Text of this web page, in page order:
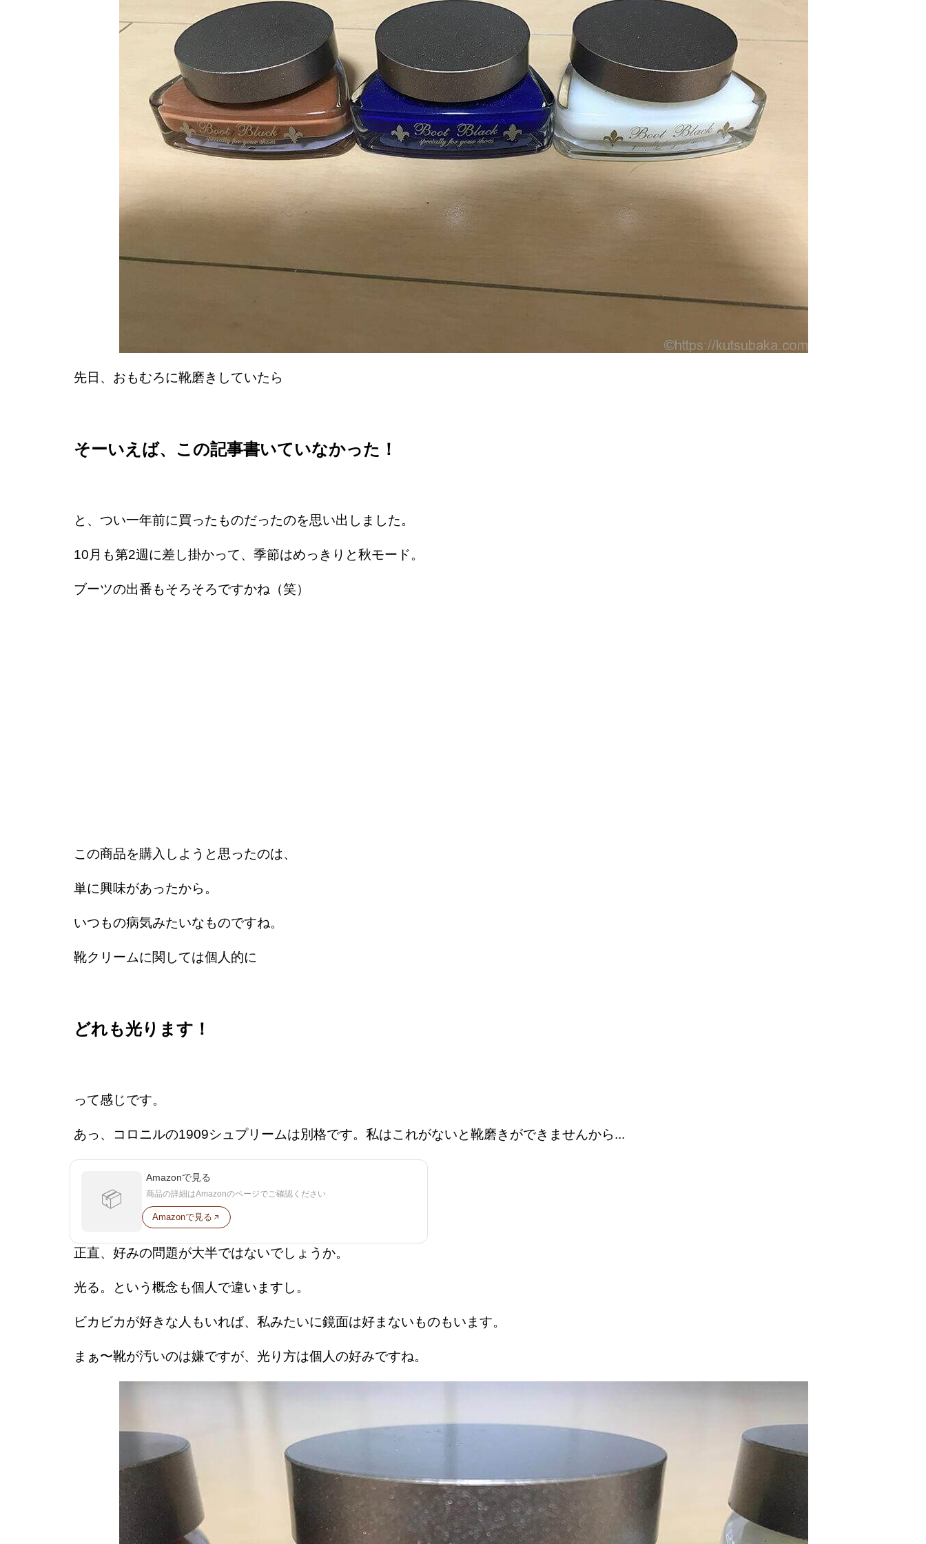
先日、おもむろに靴磨きしていたら
そーいえば、この記事書いていなかった！
と、つい一年前に買ったものだったのを思い出しました。
10月も第2週に差し掛かって、季節はめっきりと秋モード。
ブーツの出番もそろそろですかね（笑）
この商品を購入しようと思ったのは、
単に興味があったから。
いつもの病気みたいなものですね。
靴クリームに関しては個人的に
どれも光ります！
って感じです。
あっ、コロニルの1909シュプリームは別格です。私はこれがないと靴磨きができませんから...
📦
Amazonで見る
商品の詳細はAmazonのページでご確認ください
Amazonで見る
正直、好みの問題が大半ではないでしょうか。
光る。という概念も個人で違いますし。
ビカビカが好きな人もいれば、私みたいに鏡面は好まないものもいます。
まぁ〜靴が汚いのは嫌ですが、光り方は個人の好みですね。